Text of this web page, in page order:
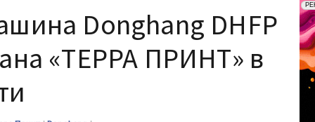
Donghang DHFP
«ТЕРРА ПРИНТ» в